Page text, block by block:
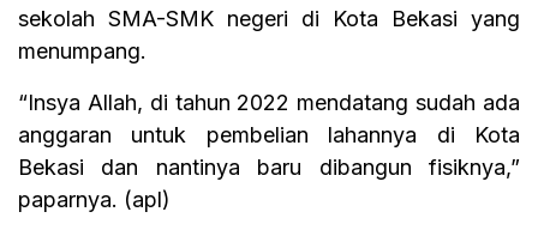
sekolah SMA-SMK negeri di Kota Bekasi yang
menumpang.
“Insya Allah, di tahun 2022 mendatang sudah ada
anggaran untuk pembelian lahannya di Kota
Bekasi dan nantinya baru dibangun fisiknya,”
paparnya. (apl)